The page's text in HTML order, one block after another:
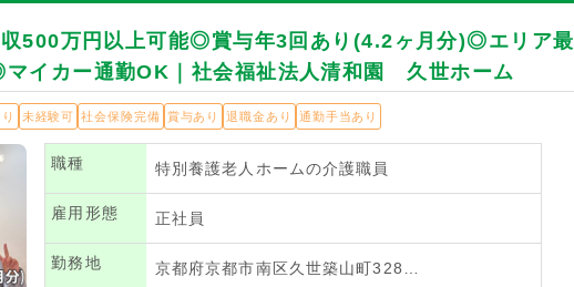
500万円以上可能◎賞与年3回あり(4.2ヶ月分)◎エリア最
イカー通勤OK｜社会福祉法人清和園 久世ホーム
未経験可 社会保険完備 賞与あり 退職金あり 通勤手当あり
職種 特別養護老人ホームの介護職員
雇用形態 正社員
勤務地 京都府京都市南区久世築山町328…